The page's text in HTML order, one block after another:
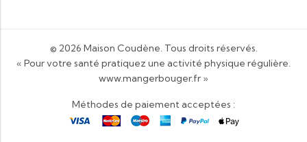
© 2026 Maison Coudène. Tous droits réservés.
« Pour votre santé pratiquez une activité physique régulière.
www.mangerbouger.fr »
Méthodes de paiement acceptées :